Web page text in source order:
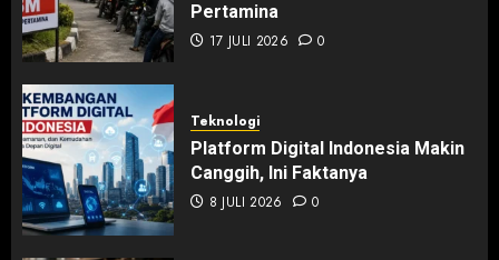
Pertamina
17 JULI 2026 0
Teknologi
Platform Digital Indonesia Makin
Canggih, Ini Faktanya
8 JULI 2026 0